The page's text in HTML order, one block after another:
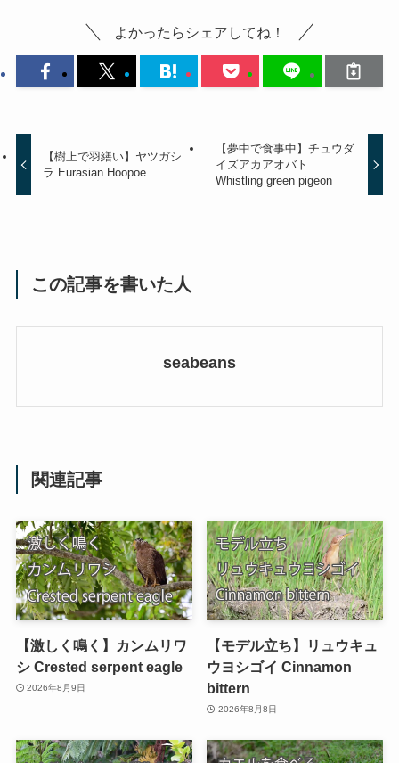
よかったらシェアしてね！
【樹上で羽繕い】ヤツガシ
ラ Eurasian Hoopoe
【夢中で食事中】チュウダ
イズアカアオバト
Whistling green pigeon
この記事を書いた人
seabeans
関連記事
【激しく鳴く】カンムリワ
シ Crested serpent eagle
2026年8月9日
【モデル立ち】リュウキュ
ウヨシゴイ Cinnamon
bittern
2026年8月8日